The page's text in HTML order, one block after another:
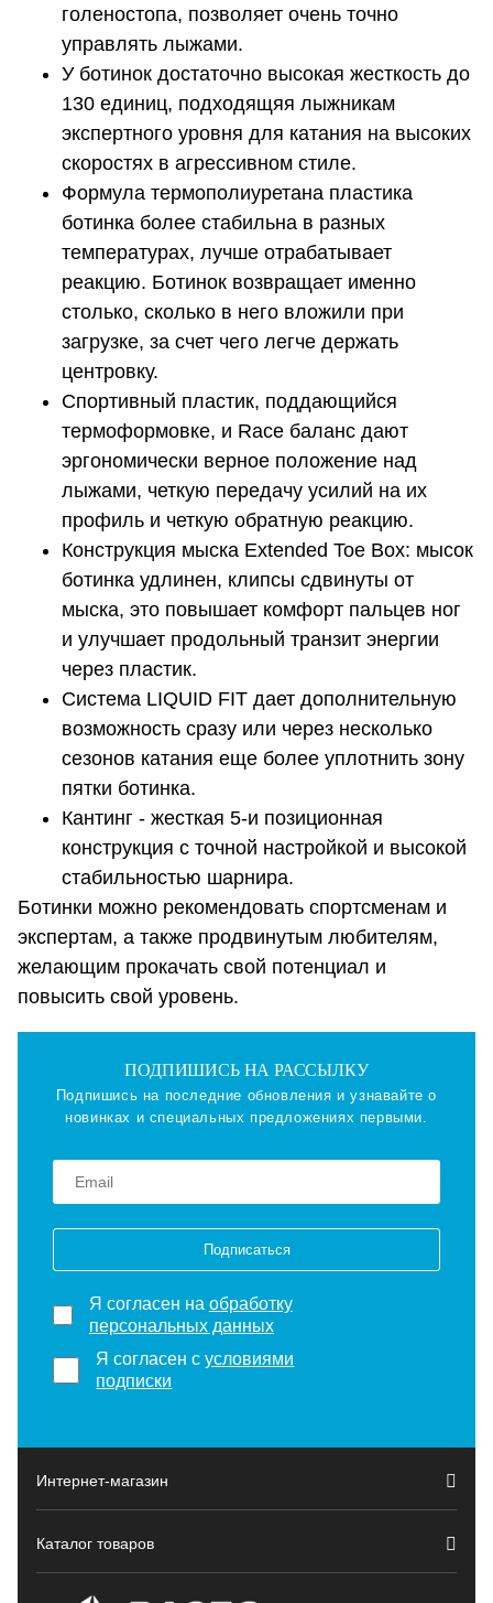
голеностопа, позволяет очень точно
управлять лыжами.
У ботинок достаточно высокая жесткость до
130 единиц, подходящяя лыжникам
экспертного уровня для катания на высоких
скоростях в агрессивном стиле.
Формула термополиуретана пластика
ботинка более стабильна в разных
температурах, лучше отрабатывает
реакцию. Ботинок возвращает именно
столько, сколько в него вложили при
загрузке, за счет чего легче держать
центровку.
Спортивный пластик, поддающийся
термоформовке, и Race баланс дают
эргономически верное положение над
лыжами, четкую передачу усилий на их
профиль и четкую обратную реакцию.
Конструкция мыска Extended Toe Box: мысок
ботинка удлинен, клипсы сдвинуты от
мыска, это повышает комфорт пальцев ног
и улучшает продольный транзит энергии
через пластик.
Система LIQUID FIT дает дополнительную
возможность сразу или через несколько
сезонов катания еще более уплотнить зону
пятки ботинка.
Кантинг - жесткая 5-и позиционная
конструкция с точной настройкой и высокой
стабильностью шарнира.
Ботинки можно рекомендовать спортсменам и
экспертам, а также продвинутым любителям,
желающим прокачать свой потенциал и
повысить свой уровень.
ПОДПИШИСЬ НА РАССЫЛКУ
Подпишись на последние обновления и узнавайте о
новинках и специальных предложениях первыми.
Подписаться
Я согласен на обработку
персональных данных
Я согласен сусловиями
подписки
Интернет-магазин
Каталог товаров